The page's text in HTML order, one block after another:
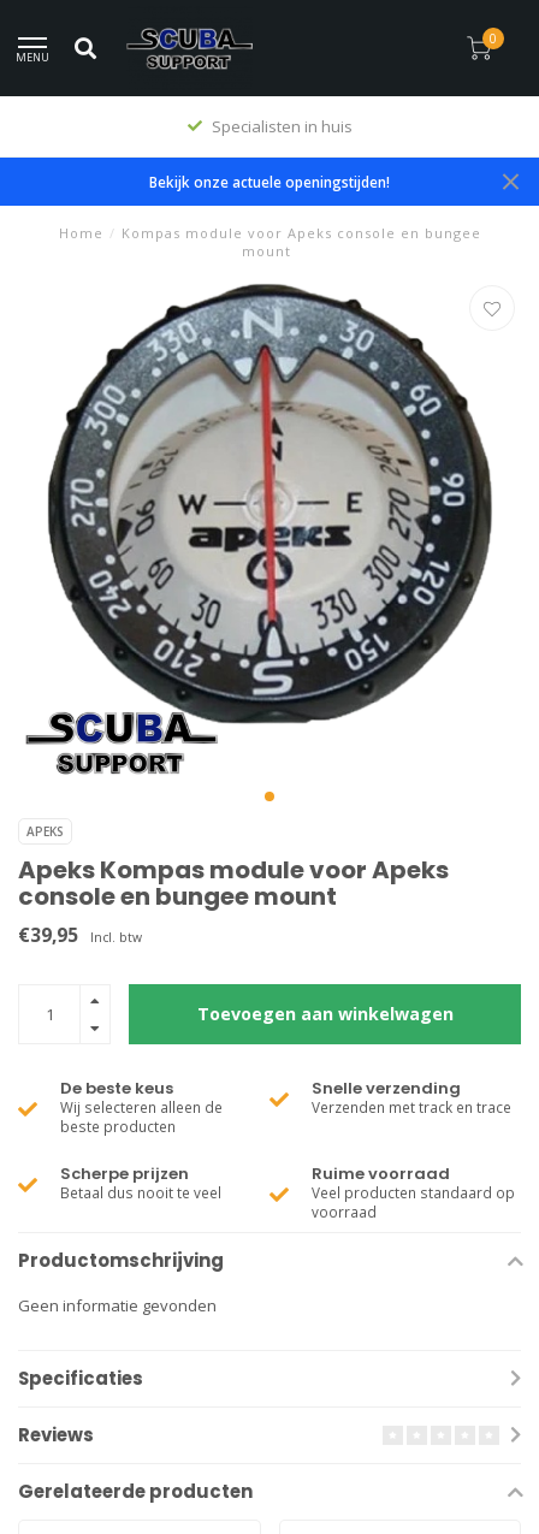
MENU
0
Specialisten in huis
Bekijk onze actuele openingstijden!
Home / Kompas module voor Apeks console en bungee
mount
APEKS
Apeks Kompas module voor Apeks
console en bungee mount
€39,95 Incl. btw
Toevoegen aan winkelwagen
De beste keus
Wij selecteren alleen de
beste producten
Snelle verzending
Verzenden met track en trace
Scherpe prijzen
Betaal dus nooit te veel
Ruime voorraad
Veel producten standaard op
voorraad
Productomschrijving
Geen informatie gevonden
Specificaties
Reviews
Gerelateerde producten